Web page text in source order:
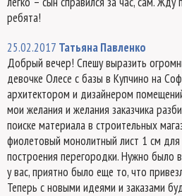
ребята!
25.02.2017 Татьяна Павленко
Добрый вечер! Спешу выразить
девочке Олесе с базы в Купчино на
архитектором и дизайнером
мои желания и желания заказчика
поиске материала в строительных
фиолетовый монолитный лист 1 см
построения перегородки. Нужно было
у вас, приятно было еще то, что
Теперь с новыми идеями и заказами